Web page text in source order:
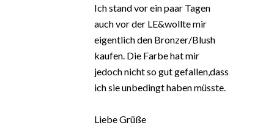
Ich stand vor ein paar Tagen
auch vor der LE&wollte mir
eigentlich den Bronzer/Blush
kaufen. Die Farbe hat mir
jedoch nicht so gut gefallen,dass
ich sie unbedingt haben müsste.
Liebe Grüße